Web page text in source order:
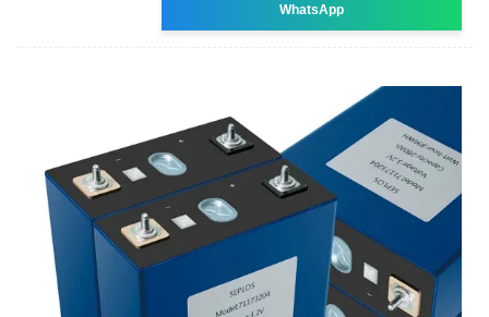
WhatsApp